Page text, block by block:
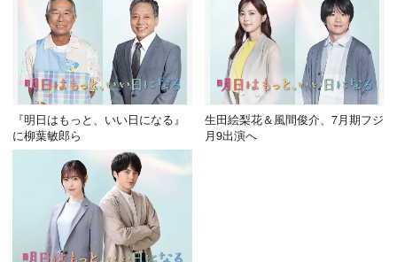
『明日はもっと、いい日になる』
に柳葉敏郎ら
生田絵梨花＆風間俊介、7月期フジ
月9出演へ